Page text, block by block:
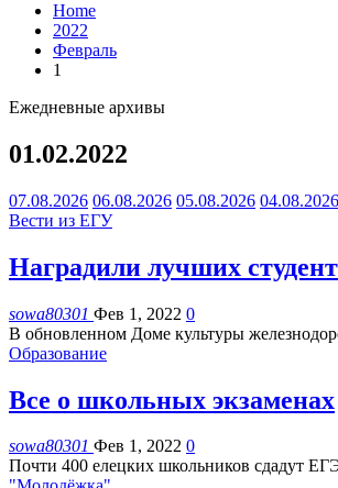
Home
2022
Февраль
1
Ежедневные архивы
01.02.2022
07.08.2026 06.08.2026 05.08.2026 04.08.2026
Вести из ЕГУ
Наградили лучших
sowa80301 Фев 1, 2022 0
В обновленном Доме культуры
Образование
Все о школьных экзаменах
sowa80301 Фев 1, 2022 0
Почти 400 елецких школьников сдадут